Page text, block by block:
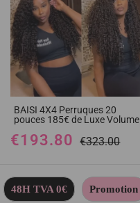
BAISI 4X4 Perruques 20
pouces 185€ de Luxe Volume
double drawn mèches vièges
en 100% Cheveux Humains
€193.80 €323.00
48H TVA 0€ Promotion